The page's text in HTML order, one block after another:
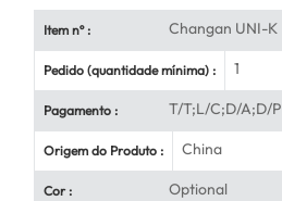
Item nº : Changan UNI-K
Pedido (quantidade mínima) : 1
Pagamento : T/T;L/C;D/A;D/P
Origem do Produto : China
Cor : Optional